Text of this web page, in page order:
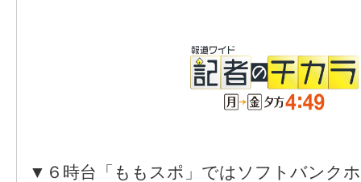
▼６時台「ももスポ」ではソフトバンク